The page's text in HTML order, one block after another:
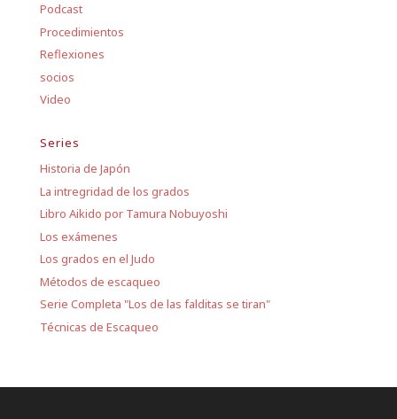
Podcast
Procedimientos
Reflexiones
socios
Video
Series
Historia de Japón
La intregridad de los grados
Libro Aikido por Tamura Nobuyoshi
Los exámenes
Los grados en el Judo
Métodos de escaqueo
Serie Completa "Los de las falditas se tiran"
Técnicas de Escaqueo